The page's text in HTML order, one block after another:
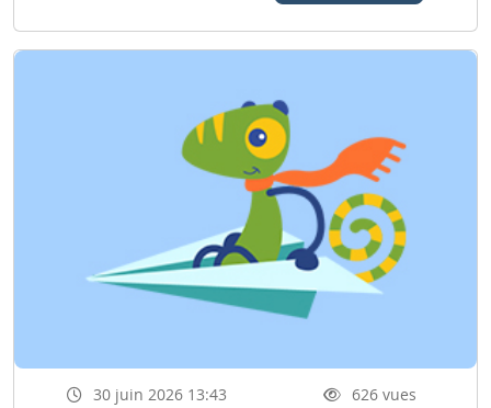
30 juin 2026 13:43
626 vues